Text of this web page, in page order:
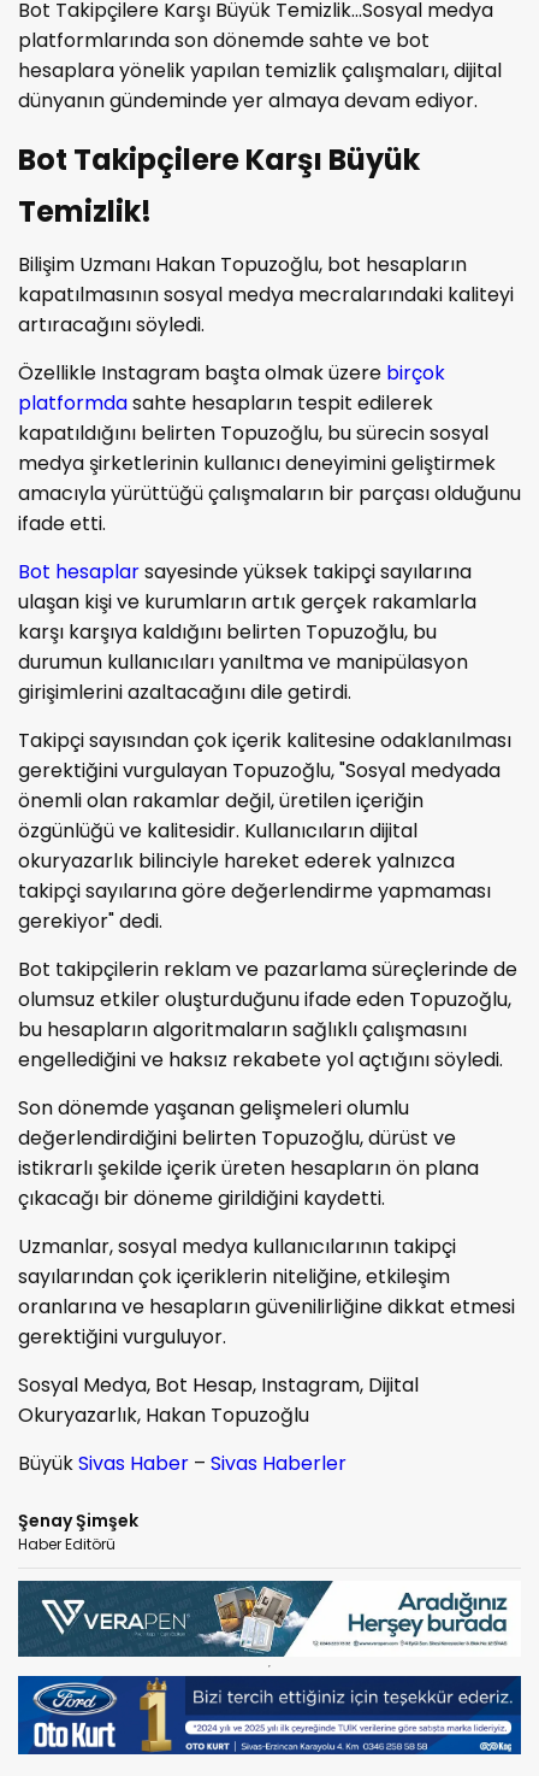
Bot Takipçilere Karşı Büyük Temizlik...Sosyal medya
platformlarında son dönemde sahte ve bot
hesaplara yönelik yapılan temizlik çalışmaları, dijital
dünyanın gündeminde yer almaya devam ediyor.
Bot Takipçilere Karşı Büyük
Temizlik!
Bilişim Uzmanı Hakan Topuzoğlu, bot hesapların
kapatılmasının sosyal medya mecralarındaki kaliteyi
artıracağını söyledi.
Özellikle Instagram başta olmak üzere birçok
platformdasahte hesapların tespit edilerek
kapatıldığını belirten Topuzoğlu, bu sürecin sosyal
medya şirketlerinin kullanıcı deneyimini geliştirmek
amacıyla yürüttüğü çalışmaların bir parçası olduğunu
ifade etti.
Bot hesaplarsayesinde yüksek takipçi sayılarına
ulaşan kişi ve kurumların artık gerçek rakamlarla
karşı karşıya kaldığını belirten Topuzoğlu, bu
durumun kullanıcıları yanıltma ve manipülasyon
girişimlerini azaltacağını dile getirdi.
Takipçi sayısından çok içerik kalitesine odaklanılması
gerektiğini vurgulayan Topuzoğlu, "Sosyal medyada
önemli olan rakamlar değil, üretilen içeriğin
özgünlüğü ve kalitesidir. Kullanıcıların dijital
okuryazarlık bilinciyle hareket ederek yalnızca
takipçi sayılarına göre değerlendirme yapmaması
gerekiyor" dedi.
Bot takipçilerin reklam ve pazarlama süreçlerinde de
olumsuz etkiler oluşturduğunu ifade eden Topuzoğlu,
bu hesapların algoritmaların sağlıklı çalışmasını
engellediğini ve haksız rekabete yol açtığını söyledi.
Son dönemde yaşanan gelişmeleri olumlu
değerlendirdiğini belirten Topuzoğlu, dürüst ve
istikrarlı şekilde içerik üreten hesapların ön plana
çıkacağı bir döneme girildiğini kaydetti.
Uzmanlar, sosyal medya kullanıcılarının takipçi
sayılarından çok içeriklerin niteliğine, etkileşim
oranlarına ve hesapların güvenilirliğine dikkat etmesi
gerektiğini vurguluyor.
Sosyal Medya, Bot Hesap, Instagram, Dijital
Okuryazarlık, Hakan Topuzoğlu
BüyükSivas Haber – Sivas Haberler
Şenay Şimşek
Haber Editörü